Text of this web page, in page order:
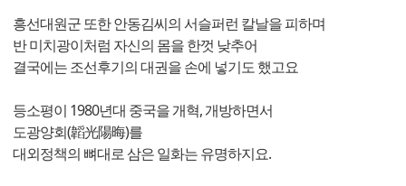
흥선대원군 또한 안동김씨의 서슬퍼런 칼날을 피하며
반 미치광이처럼 자신의 몸을 한껏 낮추어
결국에는 조선후기의 대권을 손에 넣기도 했고요
등소평이 1980년대 중국을 개혁, 개방하면서
도광양회(韜光陽晦)를
대외정책의 뼈대로 삼은 일화는 유명하지요.